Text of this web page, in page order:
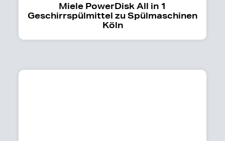
Miele PowerDisk All in 1
Geschirrspülmittel zu Spülmaschinen
Köln